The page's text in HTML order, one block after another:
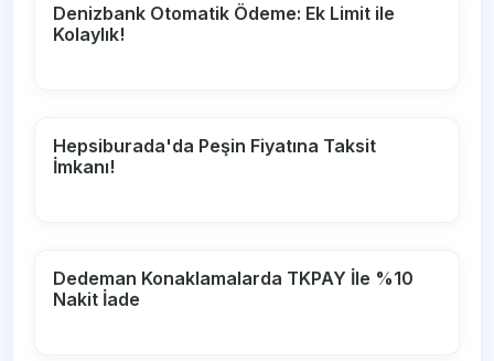
Denizbank Otomatik Ödeme: Ek Limit ile
Kolaylık!
Hepsiburada'da Peşin Fiyatına Taksit
İmkanı!
Dedeman Konaklamalarda TKPAY İle %10
Nakit İade